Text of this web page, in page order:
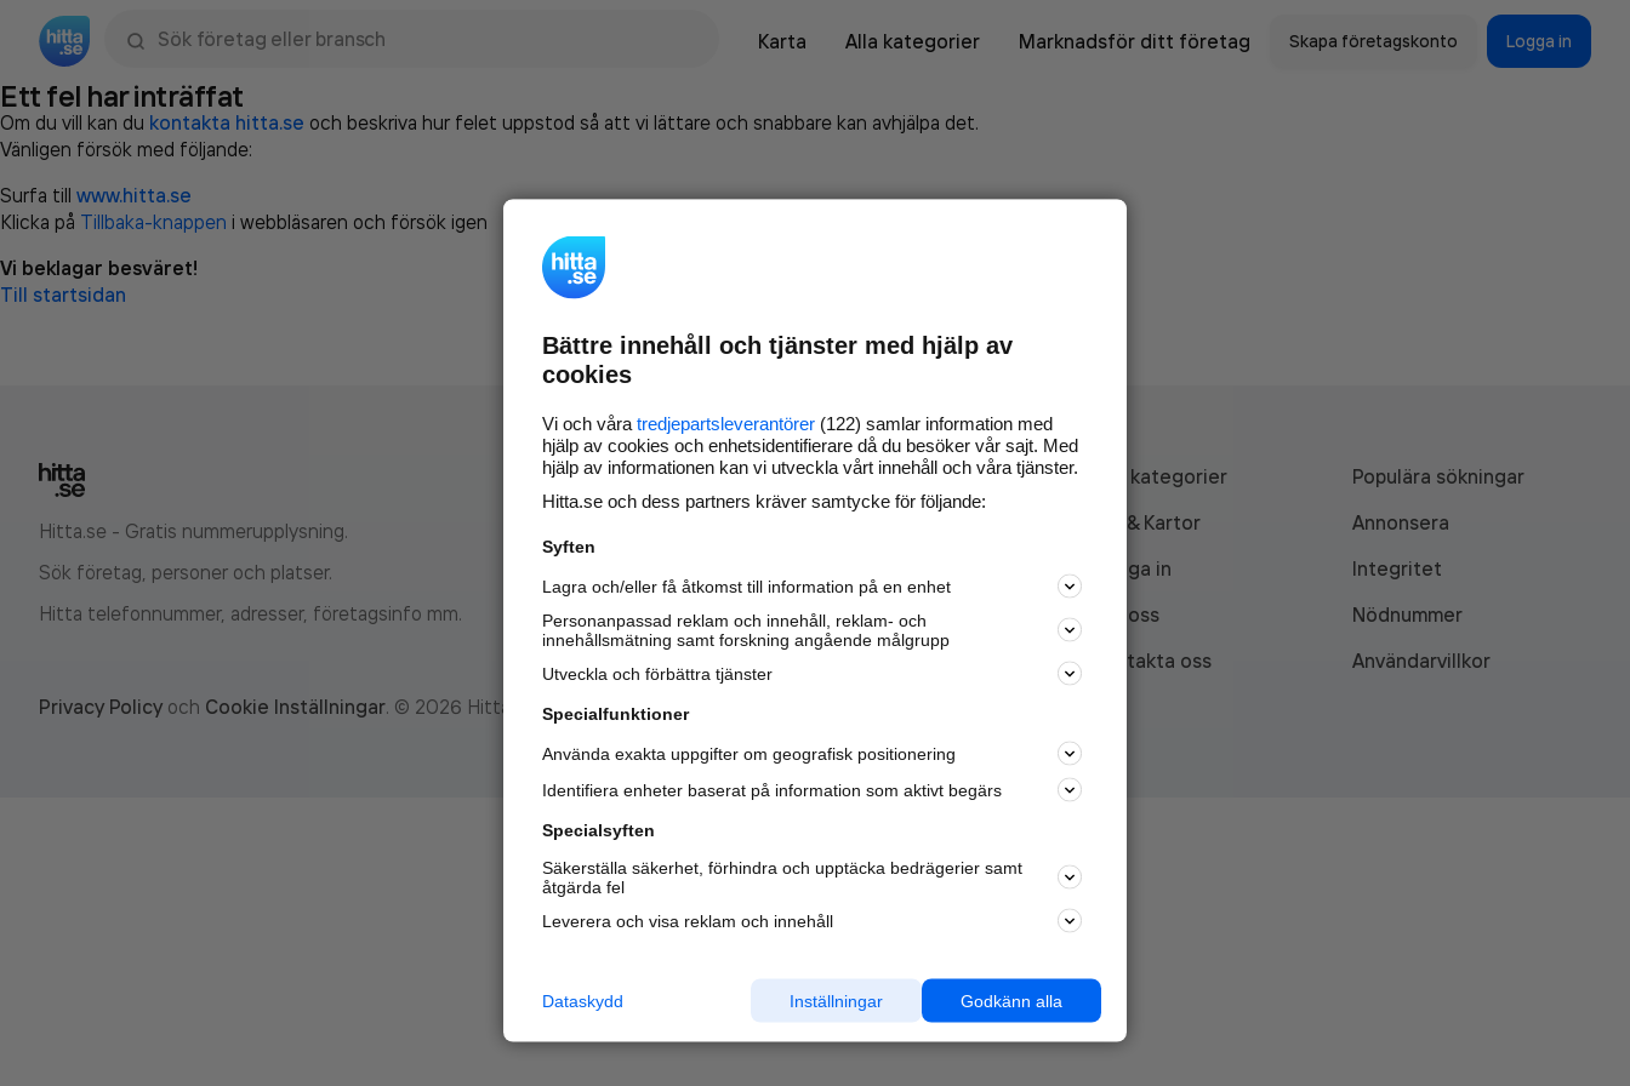
Karta
Alla kategorier Marknadsför ditt företag Skapa företagskonto Logga in
Ett fel har inträffat
Om du vill kan du kontakta hitta.se och beskriva hur felet uppstod så att vi lättare och snabbare kan avhjälpa det.
Vänligen försök med följande:
Surfa till www.hitta.se
Klicka på Tillbaka-knappen i webbläsaren och försök igen
Vi beklagar besväret!
Till startsidan
Hitta.se - Gratis nummerupplysning.
Sök företag, personer och platser.
Hitta telefonnummer, adresser, företagsinfo mm.
Marknadsför företaget på
nya kunder och
samarbetspartners nära dig.
Läs mer här
Alla kategorier
Populära sökningar
API & Kartor
Annonsera
Logga in
Integritet
Om oss
Nödnummer
Kontakta oss
Användarvillkor
Privacy Policy och Cookie Inställningar. © 2026 Hitta.se
Bättre innehåll och tjänster med hjälp av
cookies
Vi och våra tredjepartsleverantörer (122) samlar information med
hjälp av cookies och enhetsidentifierare då du besöker vår sajt. Med
hjälp av informationen kan vi utveckla vårt innehåll och våra tjänster.
Hitta.se och dess partners kräver samtycke för följande:
Syften
Lagra och/eller få åtkomst till information på en enhet
Personanpassad reklam och innehåll, reklam- och
innehållsmätning samt forskning angående målgrupp
Utveckla och förbättra tjänster
Specialfunktioner
Använda exakta uppgifter om geografisk positionering
Identifiera enheter baserat på information som aktivt begärs
Specialsyften
Säkerställa säkerhet, förhindra och upptäcka bedrägerier samt
åtgärda fel
Leverera och visa reklam och innehåll
Godkänn alla
Inställningar
Dataskydd